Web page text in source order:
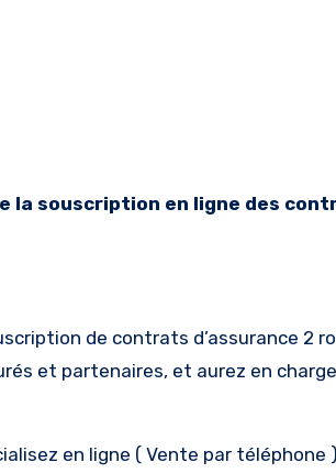
de contrats d’assurance 2
et partenaires, et aurez en
en ligne ( Vente par